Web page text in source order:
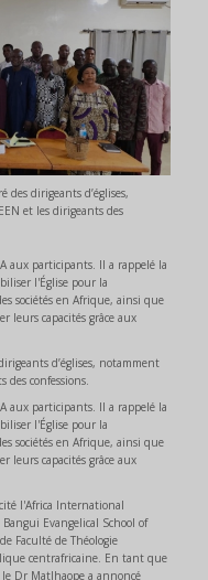
des dirigeants d’églises,
et les dirigeants des
aux participants. Il a rappelé la
l'Église pour la
sociétés en Afrique, ainsi que
leurs capacités grâce aux
d’églises, notamment
des confessions.
aux participants. Il a rappelé la
l'Église pour la
sociétés en Afrique, ainsi que
leurs capacités grâce aux
l'Africa International
Evangelical School of
Faculté de Théologie
centrafricaine. En tant que
Dr Matlhaope a annoncé